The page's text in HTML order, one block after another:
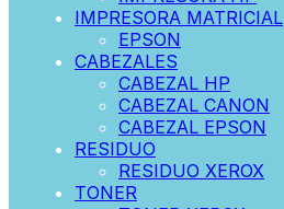
IMPRESORA MATRICIAL
EPSON
CABEZALES
CABEZAL HP
CABEZAL CANON
CABEZAL EPSON
RESIDUO
RESIDUO XEROX
TONER